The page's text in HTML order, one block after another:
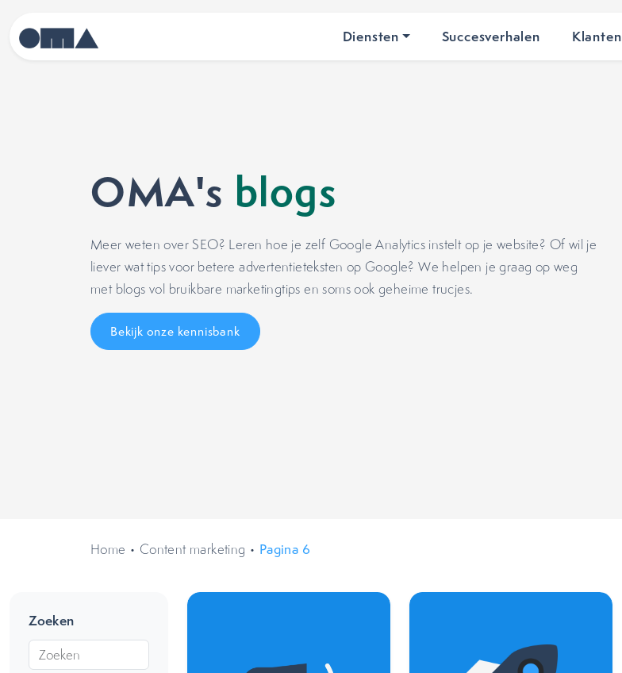
Diensten Succesverhalen Klanten
OMA's blogs
Meer weten over SEO? Leren hoe je zelf Google Analytics instelt op je website? Of wil je
liever wat tips voor betere advertentieteksten op Google? We helpen je graag op weg
met blogs vol bruikbare marketingtips en soms ook geheime trucjes.
Bekijk onze kennisbank
Home • Content marketing • Pagina 6
Zoeken